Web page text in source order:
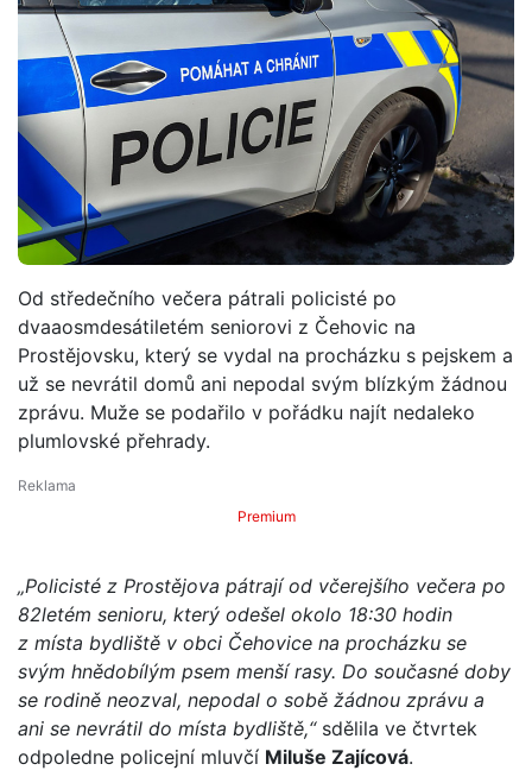
Od středečního večera pátrali policisté po
dvaaosmdesátiletém seniorovi z Čehovic na
Prostějovsku, který se vydal na procházku s pejskem a
už se nevrátil domů ani nepodal svým blízkým žádnou
zprávu. Muže se podařilo v pořádku najít nedaleko
plumlovské přehrady.
Premium
„Policisté z Prostějova pátrají od včerejšího večera po
82letém senioru, který odešel okolo 18:30 hodin
z místa bydliště v obci Čehovice na procházku se
svým hnědobílým psem menší rasy. Do současné doby
se rodině neozval, nepodal o sobě žádnou zprávu a
ani se nevrátil do místa bydliště,“sdělila ve čtvrtek
odpoledne policejní mluvčí Miluše Zajícová.